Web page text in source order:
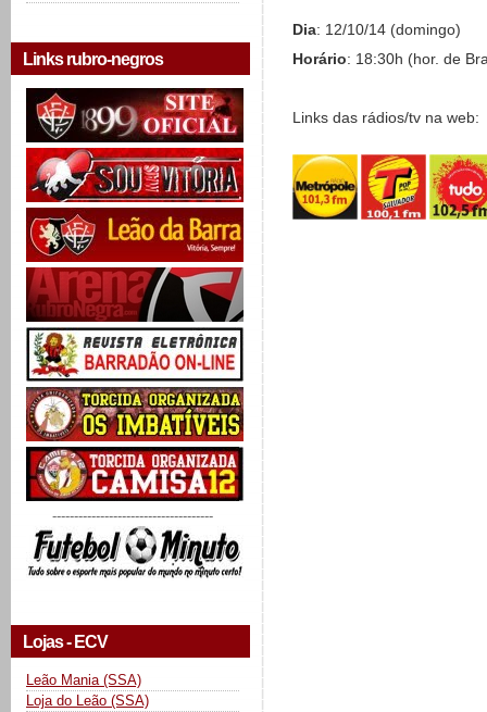
Links rubro-negros
-------------------------------------
Lojas - ECV
Leão Mania (SSA)
Loja do Leão (SSA)
Dia: 12/10/14 (domingo)
Horário: 18:30h (hor. de
Links das rádios/tv na web: